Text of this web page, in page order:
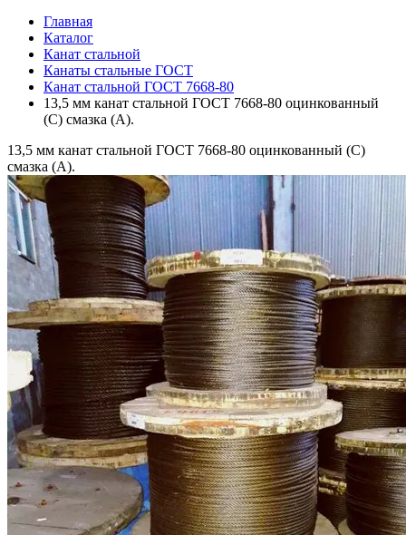
Главная
Каталог
Канат стальной
Канаты стальные ГОСТ
Канат стальной ГОСТ 7668-80
13,5 мм канат стальной ГОСТ 7668-80 оцинкованный
(С) смазка (А).
13,5 мм канат стальной ГОСТ 7668-80 оцинкованный (С)
смазка (А).